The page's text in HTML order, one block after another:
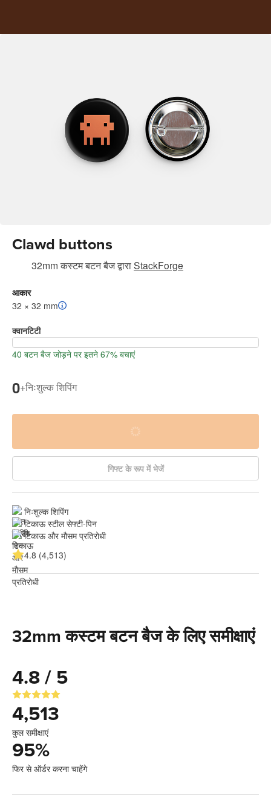
Clawd buttons
32mm कस्टम बटन बैजद्वाराStackForge
आकार
32 × 32 mm
क्वानटिटी
40 बटन बैज जोड़ने पर इतने 67% बचाएं
0+निःशुल्क शिपिंग
गिफ्ट के रूप में भेजें
निःशुल्क शिपिंग
टिकाऊ स्टील सेफ्टी-पिन
टिकाऊ और मौसम प्रतिरोधी
4.8 (4,513)
32mm कस्टम बटन बैज के लिए समीक्षाएं
4.8 / 5
4,513
कुल समीक्षाएं
95%
फिर से ऑर्डर करना चाहेंगे